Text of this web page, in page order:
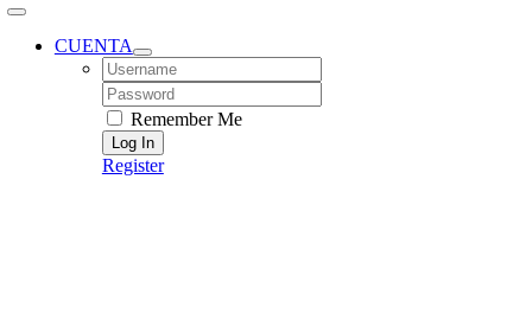
CUENTA
Username:
Password:
Remember Me
Register